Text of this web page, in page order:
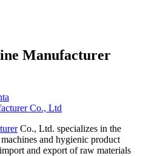
Manufacturer
Co., Ltd. specializes in the
and hygienic product
and export of raw materials